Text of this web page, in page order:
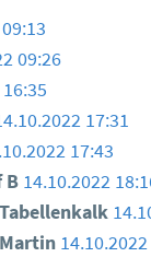
09:26
17:31
17:43
B 14.10.2022
Tabellenkalk